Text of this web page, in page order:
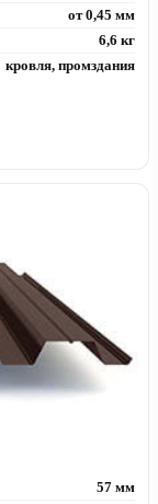
от 0,45 мм
6,6 кг
кровля, промздания
57 мм